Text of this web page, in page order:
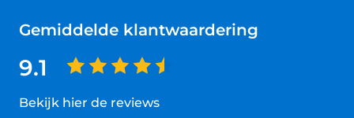
Gemiddelde klantwaardering
9.1
Bekijk hier de reviews